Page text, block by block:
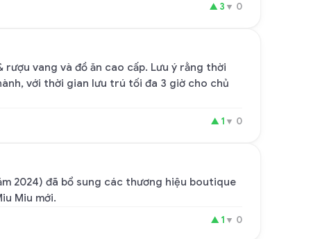
▲ 3 ▼ 0
rượu vang và đồ ăn cao cấp. Lưu ý rằng thời
với thời gian lưu trú tối đa 3 giờ cho chủ
▲ 1 ▼ 0
2024) đã bổ sung các thương hiệu boutique
Miu mới.
▲ 1 ▼ 0